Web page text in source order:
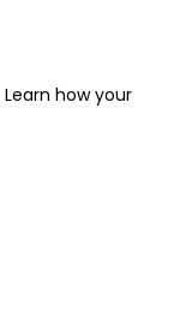
Learn how your